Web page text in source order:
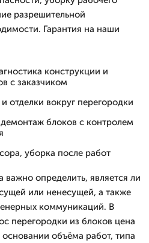
разрешительной
Гарантия на наши
конструкции и
с заказчиком
отделки вокруг перегородки
блоков с контролем
уборка после работ
определить, является ли
или ненесущей, а также
коммуникаций. В
перегородки из блоков цена
объёма работ, типа